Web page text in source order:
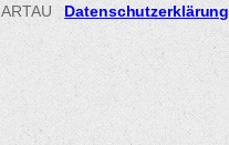
Datenschutzerklärung